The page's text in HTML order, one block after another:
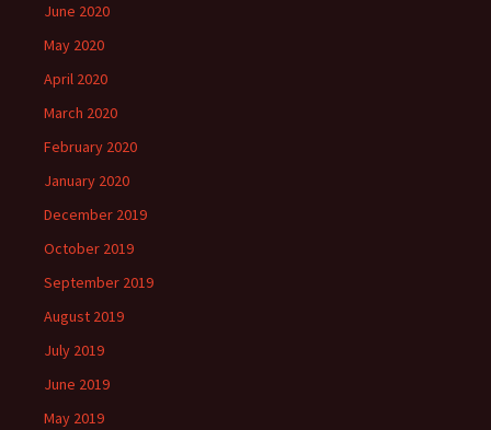
June 2020
May 2020
April 2020
March 2020
February 2020
January 2020
December 2019
October 2019
September 2019
August 2019
July 2019
June 2019
May 2019